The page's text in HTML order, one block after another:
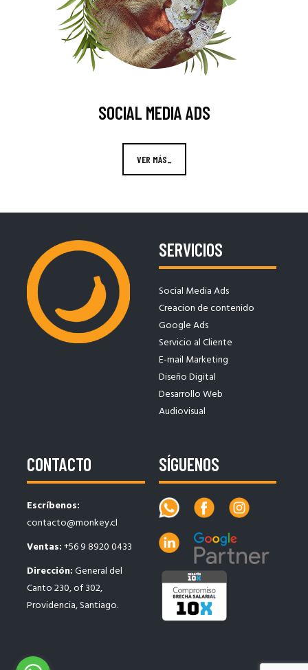
SOCIAL MEDIA ADS
VER MÁS_
SERVICIOS
Social Media Ads
Creacion de contenido
Google Ads
Servicio al Cliente
E-mail Marketing
Diseño Digital
Desarrollo Web
Audiovisual
CONTACTO
Escríbenos:
contacto@monkey.cl
Ventas:+56 9 8920 0433
Dirección:General del
Canto 230, of 302,
Providencia, Santiago.
SÍGUENOS